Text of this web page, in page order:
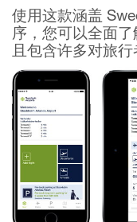
使用这款涵盖
序，您可以全面
且包含许多对旅行